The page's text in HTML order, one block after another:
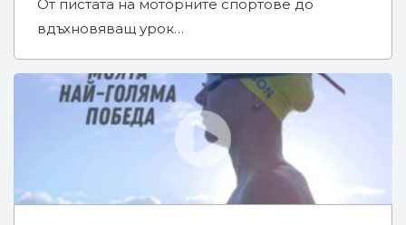
От пистата на моторните спортове до
вдъхновяващ урок…